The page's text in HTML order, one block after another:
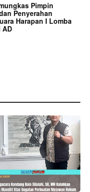
Pimpin
Penyerahan
Harapan I Lomba
AD